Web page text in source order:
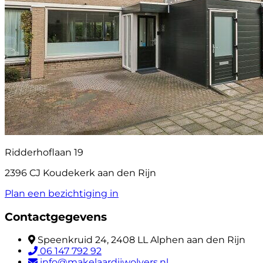
Ridderhoflaan 19
2396 CJ Koudekerk aan den Rijn
Plan een bezichtiging in
Contactgegevens
Speenkruid 24, 2408 LL Alphen aan den Rijn
06 147 792 92